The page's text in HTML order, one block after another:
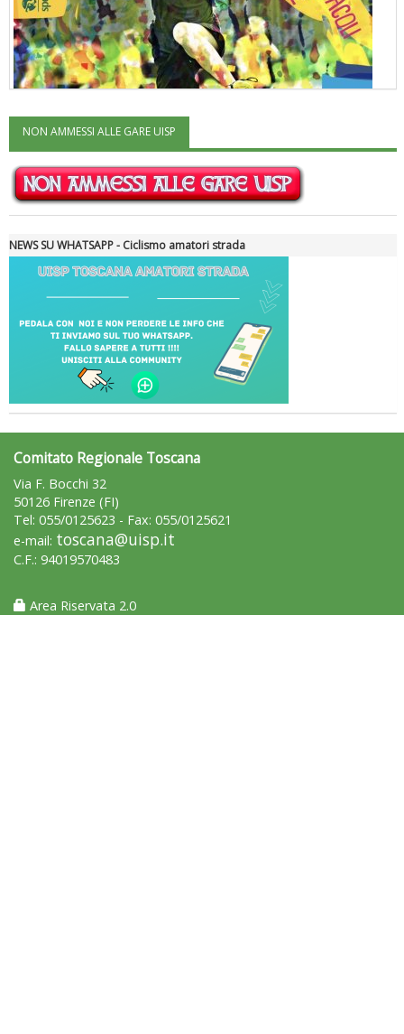
"Superare gli ostacoli": la relazione di Tiziano Pesce al CN Uisp
Luglio 2026: "Pensando con i piedi, si possono fare le
NON AMMESSI ALLE GARE UISP
NEWS SU WHATSAPP - Ciclismo amatori strada
Comitato Regionale Toscana
Via F. Bocchi 32
50126 Firenze (FI)
Tel: 055/0125623 - Fax: 055/0125621
e-mail: toscana@uisp.it
C.F.: 94019570483
Area Riservata 2.0